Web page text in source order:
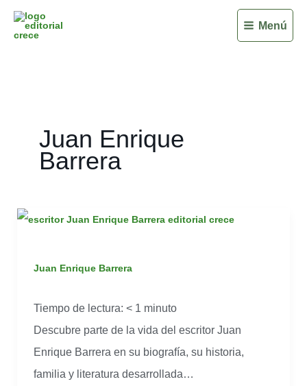
Menú
Juan Enrique
Barrera
Juan Enrique Barrera
Tiempo de lectura: < 1 minuto
Descubre parte de la vida del escritor Juan
Enrique Barrera en su biografía, su historia,
familia y literatura desarrollada…
Juan